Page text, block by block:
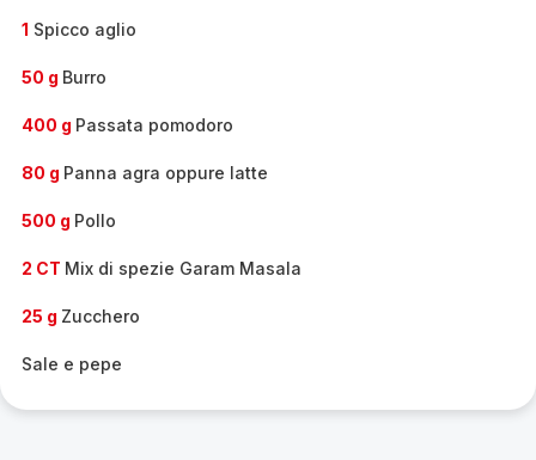
1 Spicco aglio
50 g Burro
400 g Passata pomodoro
80 g Panna agra oppure latte
500 g Pollo
2 CT Mix di spezie Garam Masala
25 g Zucchero
Sale e pepe